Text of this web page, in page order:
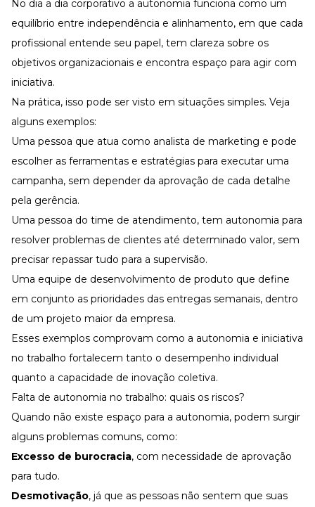
No dia a dia corporativo a autonomia funciona como um
equilíbrio entre independência e alinhamento, em que cada
profissional entende seu papel, tem clareza sobre os
objetivos organizacionais e encontra espaço para agir com
iniciativa.
Na prática, isso pode ser visto em situações simples. Veja
alguns exemplos:
Uma pessoa que atua como analista de marketing e pode
escolher as ferramentas e estratégias para executar uma
campanha, sem depender da aprovação de cada detalhe
pela gerência.
Uma pessoa do time de atendimento, tem autonomia para
resolver problemas de clientes até determinado valor, sem
precisar repassar tudo para a supervisão.
Uma equipe de desenvolvimento de produto que define
em conjunto as prioridades das entregas semanais, dentro
de um projeto maior da empresa.
Esses exemplos comprovam como a autonomia e iniciativa
no trabalho fortalecem tanto o desempenho individual
quanto a capacidade de inovação coletiva.
Falta de autonomia no trabalho: quais os riscos?
Quando não existe espaço para a autonomia, podem surgir
alguns problemas comuns, como:
Excesso de burocracia, com necessidade de aprovação
para tudo.
Desmotivação, já que as pessoas não sentem que suas